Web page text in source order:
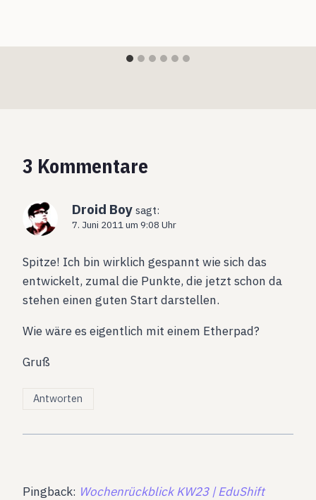
3 Kommentare
Droid Boy sagt:
7. Juni 2011 um 9:08 Uhr
Spitze! Ich bin wirklich gespannt wie sich das
entwickelt, zumal die Punkte, die jetzt schon da
stehen einen guten Start darstellen.
Wie wäre es eigentlich mit einem Etherpad?
Gruß
Antworten
Pingback: Wochenrückblick KW23 | EduShift